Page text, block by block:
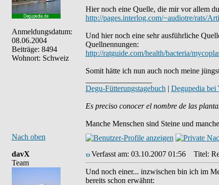
Anmeldungsdatum:
08.06.2004
Beiträge: 8494
Wohnort: Schweiz
Hier noch eine Quelle, die mir vor allem
http://pages.interlog.com/~audiotre/rats/
Und hier noch eine sehr ausführliche
Quellnennungen:
http://ratguide.com/health/bacteria/
Somit hätte ich nun auch noch meine
Degu-Fütterungstagebuch | Degupedia bei
Es preciso conocer el nombre de las
Manche Menschen sind Steine und
Nach oben
davX
Team
Verfasst am: 03.10.2007 01:56 Titel:
Und noch einer... inzwischen bin ich im
bereits schon erwähnt: